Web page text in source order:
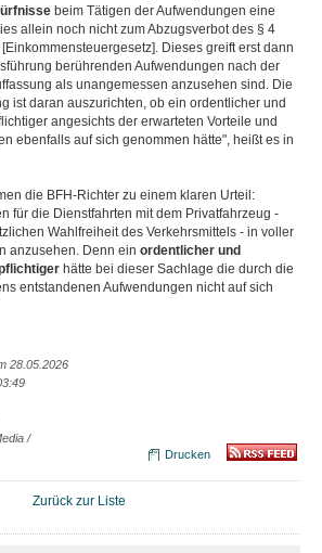
beim Tätigen der Aufwendungen eine
allein noch nicht zum Abzugsverbot des § 4
Dieses greift erst dann
berührenden Aufwendungen nach der
als unangemessen anzusehen sind. Die
ist daran auszurichten, ob ein ordentlicher und
angesichts der erwarteten Vorteile und
ebenfalls auf sich genommen hätte", heißt es in
die BFH-Richter zu einem klaren Urteil:
für die Dienstfahrten mit dem Privatfahrzeug -
Wahlfreiheit des Verkehrsmittels - in voller
anzusehen. Denn ein ordentlicher und
hätte bei dieser Sachlage die durch die
entstandenen Aufwendungen nicht auf sich
28.05.2026
/
Drucken
Zurück zur Liste